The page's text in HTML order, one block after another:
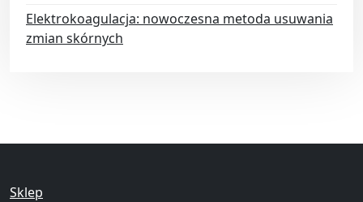
Elektrokoagulacja: nowoczesna metoda usuwania
zmian skórnych
Sklep